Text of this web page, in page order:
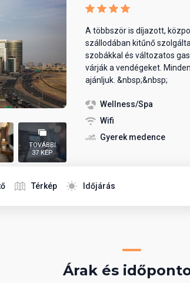
TOVÁBBI
37 KÉP
A többször is díjazott,
szállodában kitűnő
szobákkal és változatos
várják a vendégeket.
ajánljuk. &nbsp;&nbsp;
Wellness/Spa
Wifi
Gyerek medence
Térkép Időjárás
Árak és